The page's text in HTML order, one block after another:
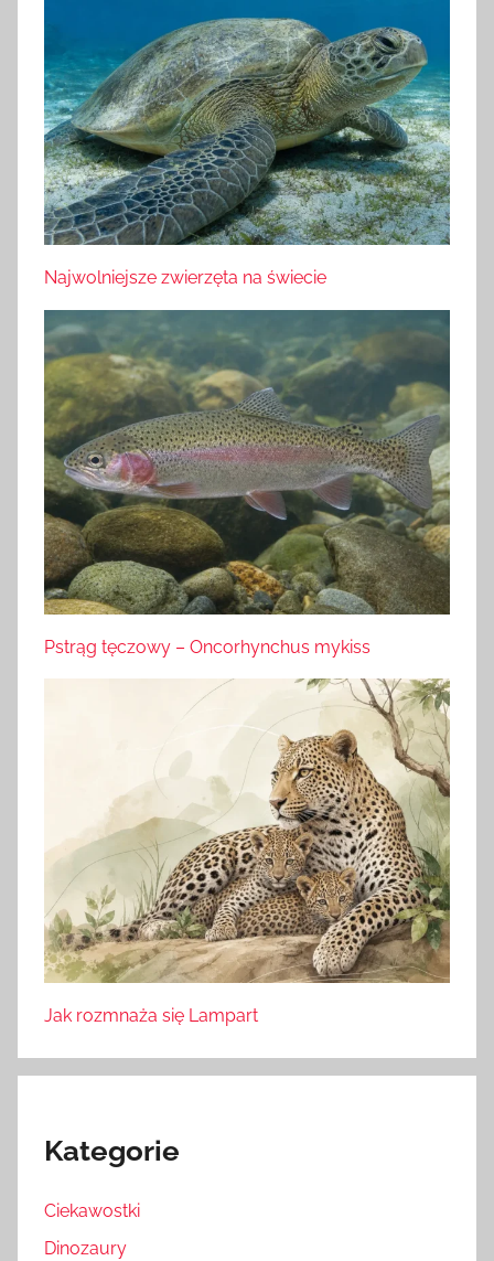
Najwolniejsze zwierzęta na świecie
Pstrąg tęczowy – Oncorhynchus mykiss
Jak rozmnaża się Lampart
Kategorie
Ciekawostki
Dinozaury